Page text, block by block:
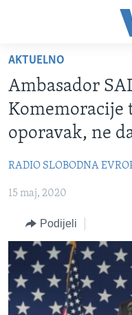
glavni
sadržaj
Pređi
na
glavnu
Idi
na
pretragu
TV PROGRAM
FOTOGRAFIJE DANA
SJEDINJENE
BOSNA I HERCEGOVINA
SVIJET
NAUKA I TEHNOLOGIJA
SPECIJALNI PROJEKTI
KORUPCIJA
SLOBODA MEDIJA
ŽENSKA STRANA
IZBJEGLIČKA STRANA
AKTUELNO
Ambasador
Komemoracije
oporavak, ne
RADIO SLOBODNA
15 maj, 2020
Podijeli